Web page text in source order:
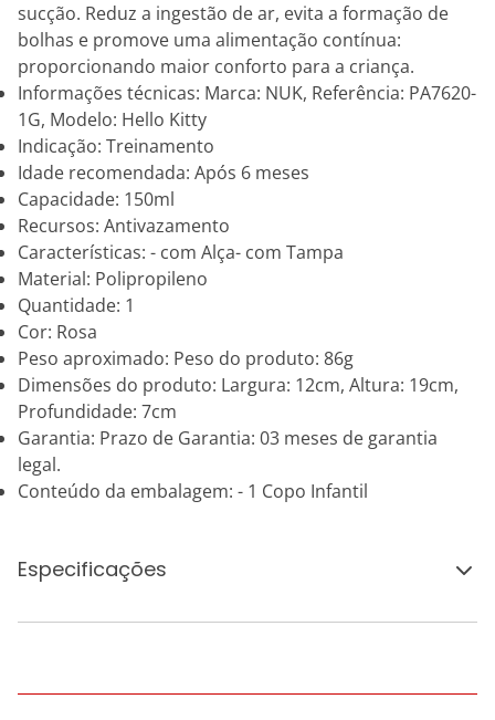
sucção. Reduz a ingestão de ar, evita a formação de
bolhas e promove uma alimentação contínua:
proporcionando maior conforto para a criança.
Informações técnicas: Marca: NUK, Referência: PA7620-
1G, Modelo: Hello Kitty
Indicação: Treinamento
Idade recomendada: Após 6 meses
Capacidade: 150ml
Recursos: Antivazamento
Características: - com Alça- com Tampa
Material: Polipropileno
Quantidade: 1
Cor: Rosa
Peso aproximado: Peso do produto: 86g
Dimensões do produto: Largura: 12cm, Altura: 19cm,
Profundidade: 7cm
Garantia: Prazo de Garantia: 03 meses de garantia
legal.
Conteúdo da embalagem: - 1 Copo Infantil
Especificações